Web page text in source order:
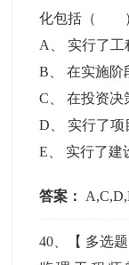
化包括（
A
实行了工
B 、在实施阶
C 、在投资决
D
实行了项
E
实行了建
答案：
40 、【 多选题